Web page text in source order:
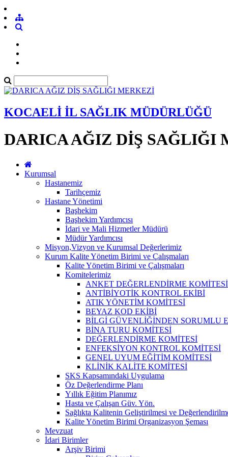
KOCAELİ İL SAĞLIK MÜDÜRLÜĞÜ
DARICA AĞIZ DİŞ SAĞLIĞI
Kurumsal
Hastanemiz
Tarihçemiz
Hastane Yönetimi
Başhekim
Başhekim Yardımcısı
İdari ve Mali Hizmetler Müdürü
Müdür Yardımcısı
Misyon,Vizyon ve Kurumsal Değerlerimiz
Kurum Kalite Yönetim Birimi ve Çalışmaları
Kalite Yönetim Birimi ve Çalışmaları
Komitelerimiz
ANKET DEĞERLENDİRME KOMİTESİ
ANTİBİYOTİK KONTROL EKİBİ
ATIK YÖNETİM KOMİTESİ
BEYAZ KOD EKİBİ
BİLGİ GÜVENLİĞİNDEN SORUMLU
BİNA TURU KOMİTESİ
DEĞERLENDİRME KOMİTESİ
ENFEKSİYON KONTROL KOMİTESİ
GENEL UYUM EĞİTİM KOMİTESİ
KLİNİK KALİTE KOMİTESİ
SKS Kapsamındaki Uygulama
Öz Değerlendirme Planı
Yıllık Eğitim Planımız
Hasta ve Çalışan Güv. Yön.
Sağlıkta Kalitenin Geliştirilmesi ve
Kalite Yönetim Birimi Organizasyon Şeması
Mevzuat
İdari Birimler
Arşiv Birimi